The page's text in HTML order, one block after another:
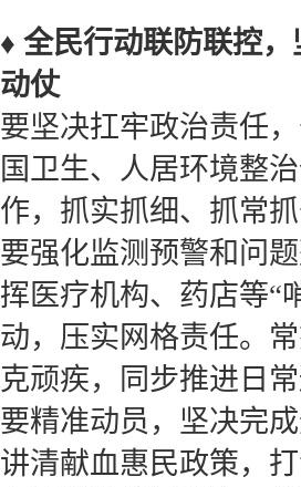
♦ 全民行动联防联控
动仗
要坚决扛牢政治责任
国卫生、人居环境整
作，抓实抓细、抓常
要强化监测预警和问
挥医疗机构、药店等“
动，压实网格责任。
克顽疾，同步推进日
要精准动员，坚决完
讲清献血惠民政策，